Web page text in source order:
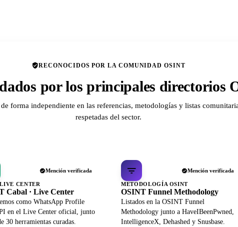
RECONOCIDOS POR LA COMUNIDAD OSINT
por los principales directorios
forma independiente en las referencias, metodologías y listas
respetadas del sector.
Mención verificada
CENTER
Cabal · Live Center
como WhatsApp Profile
en el Live Center oficial, junto
30 herramientas curadas.
Mención verificada
METODOLOGÍA OSINT
OSINT Funnel Methodology
Listados en la OSINT Funnel
Methodology junto a HaveIBeenPwned,
IntelligenceX, Dehashed y Snusbase.